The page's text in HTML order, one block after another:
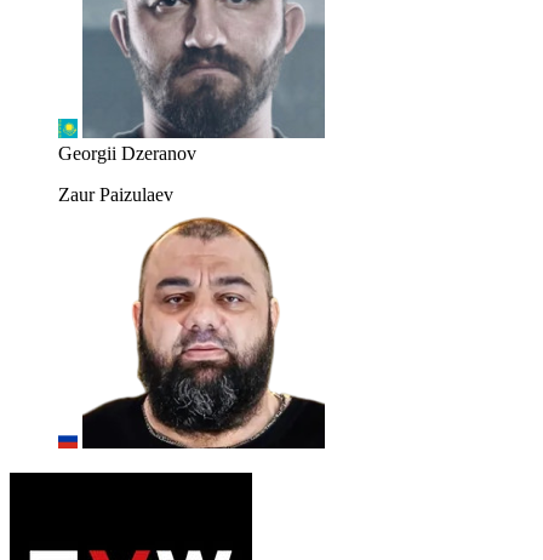
Georgii Dzeranov
Zaur Paizulaev